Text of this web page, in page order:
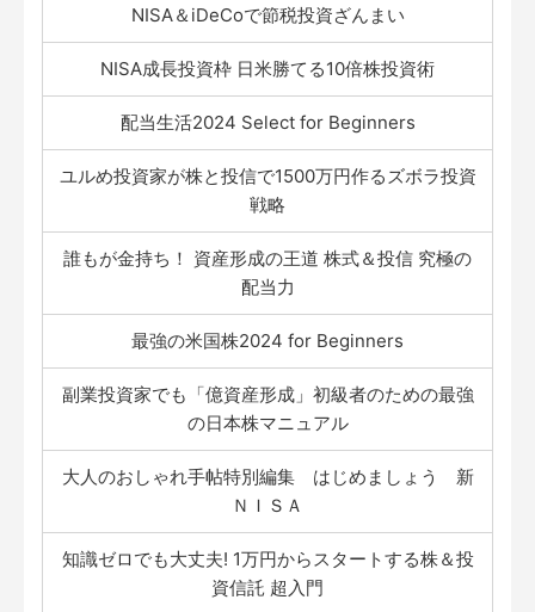
NISA＆iDeCoで節税投資ざんまい
NISA成長投資枠 日米勝てる10倍株投資術
配当生活2024 Select for Beginners
ユルめ投資家が株と投信で1500万円作るズボラ投資
戦略
誰もが金持ち！ 資産形成の王道 株式＆投信 究極の
配当力
最強の米国株2024 for Beginners
副業投資家でも「億資産形成」初級者のための最強
の日本株マニュアル
大人のおしゃれ手帖特別編集 はじめましょう 新
ＮＩＳＡ
知識ゼロでも大丈夫! 1万円からスタートする株＆投
資信託 超入門